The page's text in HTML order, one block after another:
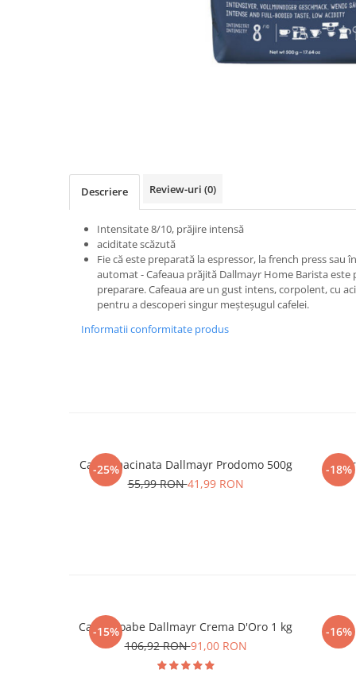
Descriere Review-uri (0)
Intensitate 8/10, prăjire intensă
aciditate scăzută
Fie că este preparată la espressor, la french press sau
automat - Cafeaua prăjită Dallmayr Home Barista
preparare. Cafeaua are un gust intens, corpolent, cu
pentru a descoperi singur meșteșugul cafelei.
Informatii conformitate produs
-25%
Cafea macinata Dallmayr Prodomo 500g
55,99 RON41,99 RON
-18%
-15%
Cafea boabe Dallmayr Crema D'Oro 1 kg
106,92 RON91,00 RON
-16%